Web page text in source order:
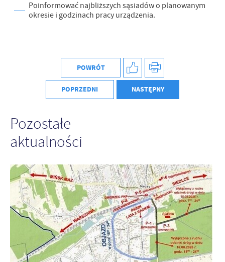
Poinformować najbliższych sąsiadów o planowanym
okresie i godzinach pracy urządzenia.
POWRÓT
POPRZEDNI NASTĘPNY
Pozostałe
aktualności